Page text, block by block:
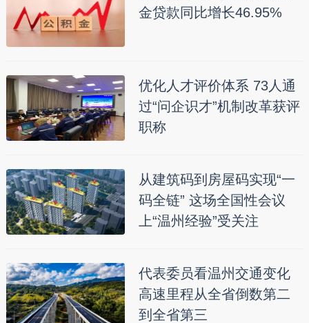
金贷款同比增长46.95%
优化人才评价体系 73人通
过“问企识才”机制改革获评
职称
从建筑码到房屋码实现“一
码全链” 这场全国性会议
上“温州经验”受关注
代表委员看温州交通变化
高速里程从全省倒数第二
到全省第三